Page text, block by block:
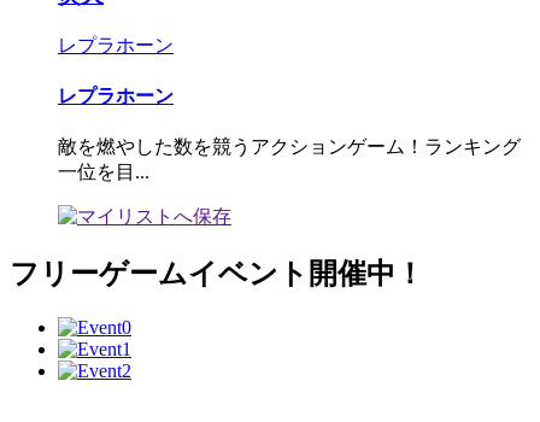
レプラホーン
レプラホーン
敵を燃やした数を競うアクションゲーム！ランキング
一位を目...
フリーゲームイベント開催中！